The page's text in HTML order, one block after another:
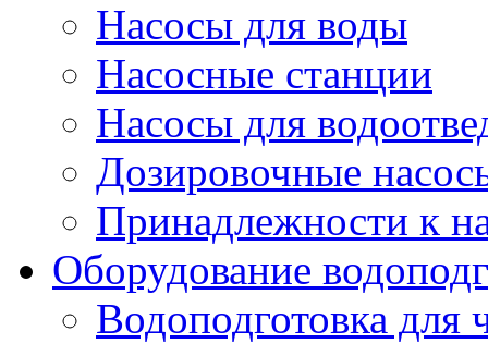
Насосы для воды
Насосные станции
Насосы для
Дозировочные
Принадлежности к
Оборудование
Водоподготовка для